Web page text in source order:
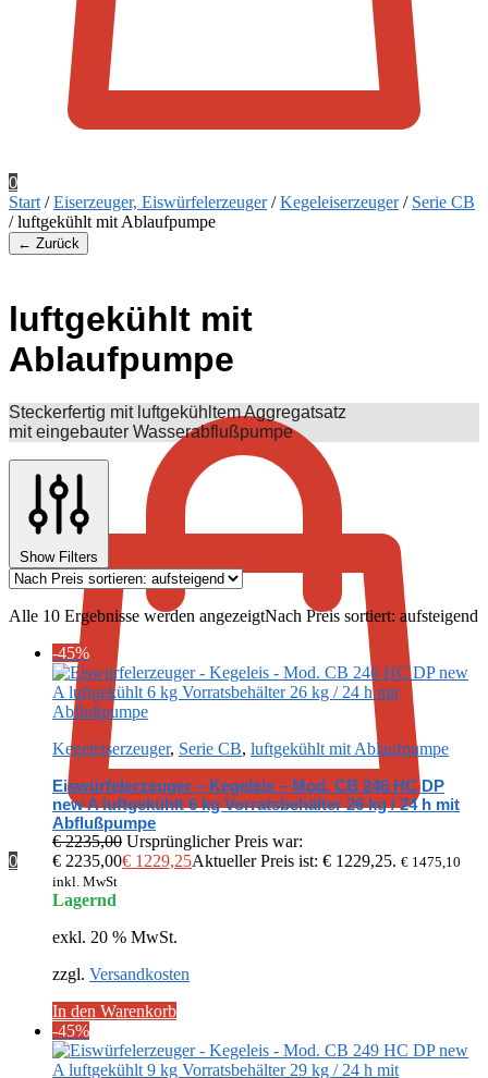
€0,00
0
0
Start /Eiserzeuger, Eiswürfelerzeuger/Kegeleiserzeuger/ Serie CB
/luftgekühlt mit Ablaufpumpe
← Zurück
luftgekühlt mit
Ablaufpumpe
Steckerfertig mit luftgekühltem Aggregatsatz
mit eingebauter Wasserabflußpumpe
Show Filters
Alle 10 Ergebnisse werden angezeigtNach Preis sortiert: aufsteigend
-45%
Kegeleiserzeuger, Serie CB, luftgekühlt mit Ablaufpumpe
Eiswürfelerzeuger – Kegeleis – Mod. CB 246 HC DP
new A luftgekühlt 6 kg Vorratsbehälter 26 kg / 24 h mit
Abflußpumpe
€2235,00 Ursprünglicher Preis war:
€ 2235,00€ 1229,25Aktueller Preis ist: € 1229,25. € 1475,10
inkl. MwSt
Lagernd
exkl. 20 % MwSt.
zzgl. Versandkosten
In den Warenkorb
-45%